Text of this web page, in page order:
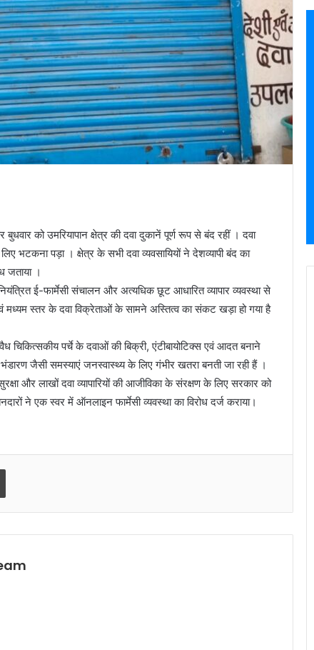
को उमरियापान क्षेत्र की दवा दुकानें पूर्ण रूप से बंद रहीं । दवा
भटकना पड़ा । क्षेत्र के सभी दवा व्यवसायियों ने देशव्यापी बंद का
जताया ।
ई-फार्मेसी संचालन और अत्यधिक छूट आधारित व्यापार व्यवस्था से
मध्यम स्तर के दवा विक्रेताओं के सामने अस्तित्व का संकट खड़ा हो गया है
चिकित्सकीय पर्चे के दवाओं की बिक्री, एंटीबायोटिक्स एवं आदत बनाने
जैसी समस्याएं जनस्वास्थ्य के लिए गंभीर खतरा बनती जा रही हैं ।
और लाखों दवा व्यापारियों की आजीविका के संरक्षण के लिए सरकार को
ने एक स्वर में ऑनलाइन फार्मेसी व्यवस्था का विरोध दर्ज कराया।
Print